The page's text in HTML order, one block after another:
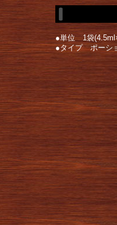
●単位 1袋
●タイプ ポーシ